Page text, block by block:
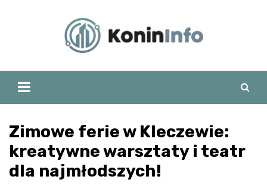
Zimowe ferie w Kleczewie:
kreatywne warsztaty i teatr
dla najmłodszych!